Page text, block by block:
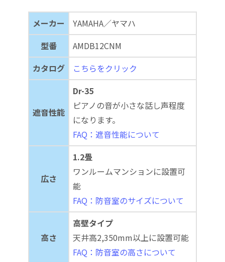
メーカー
YAMAHA／ヤマハ
型番
AMDB12CNM
カタログ
こちらをクリック
遮音性能
Dr-35
ピアノの音が小さな話し声程度
になります。
FAQ：遮音性能について
広さ
1.2畳
ワンルームマンションに設置可
能
FAQ：防音室のサイズについて
高さ
高壁タイプ
天井高2,350mm以上に設置可能
FAQ：防音室の高さについて